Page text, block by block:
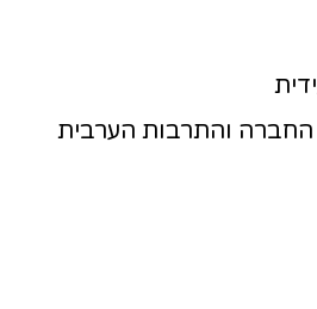
החברה והתרבות הערבית